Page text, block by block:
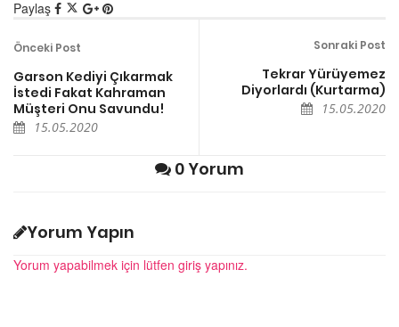
Paylaş
Önceki Post
Garson Kediyi Çıkarmak
İstedi Fakat Kahraman
Müşteri Onu Savundu!
15.05.2020
Sonraki Post
Tekrar Yürüyemez
Diyorlardı (Kurtarma)
15.05.2020
0 Yorum
Yorum Yapın
Yorum yapabilmek için lütfen giriş yapınız.